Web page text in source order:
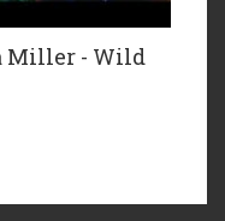
Miller - Wild